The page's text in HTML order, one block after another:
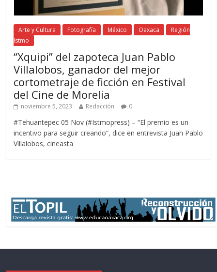
Arte y Cultura Fotografía México Oaxaca
Región
Istmo
“Xquipi” del zapoteca Juan Pablo
Villalobos, ganador del mejor
cortometraje de ficción en Festival
del Cine de Morelia
noviembre 5, 2023 Redacción 0
#Tehuantepec 05 Nov (#Istmopress) – “El premio es un
incentivo para seguir creando”, dice en entrevista Juan Pablo
Villalobos, cineasta